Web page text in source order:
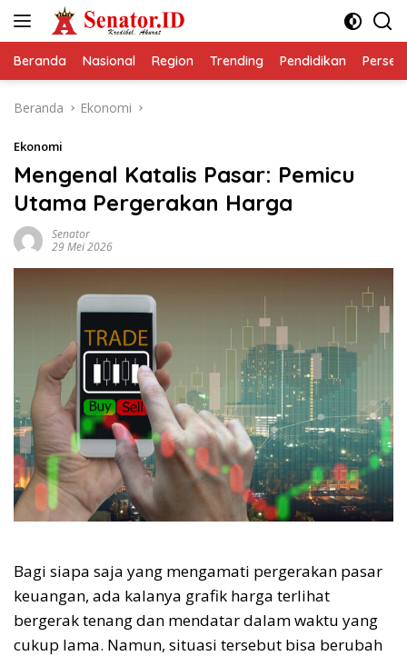
Beranda Nasional Region Trending Pendidikan
Beranda Ekonomi
Ekonomi
Mengenal Katalis Pasar: Pemicu
Utama Pergerakan Harga
Senator
29 Mei 2026
Bagi siapa saja yang mengamati pergerakan pasar
keuangan, ada kalanya grafik harga terlihat
bergerak tenang dan mendatar dalam waktu yang
cukup lama. Namun, situasi tersebut bisa berubah